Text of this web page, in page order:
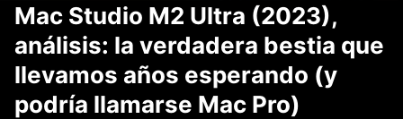
Mac Studio M2 Ultra (2023),
análisis: la verdadera bestia que
llevamos años esperando (y
podría llamarse Mac Pro)